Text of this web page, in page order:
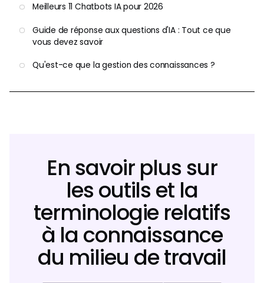
Meilleurs 11 Chatbots IA pour 2026
Guide de réponse aux questions d'IA : Tout ce que
vous devez savoir
Qu'est-ce que la gestion des connaissances ?
En savoir plus sur
les outils et la
terminologie relatifs
à la connaissance
du milieu de travail